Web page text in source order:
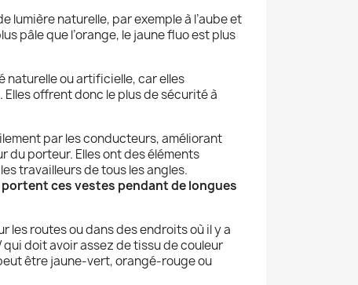
lumière naturelle, par exemple à l’aube et
pâle que l’orange, le jaune fluo est plus
naturelle ou artificielle, car elles
offrent donc le plus de sécurité à
par les conducteurs, améliorant
porteur. Elles ont des éléments
travailleurs de tous les angles.
portent ces vestes pendant de longues
les routes ou dans des endroits où il y a
qui doit avoir assez de tissu de couleur
être jaune-vert, orangé-rouge ou